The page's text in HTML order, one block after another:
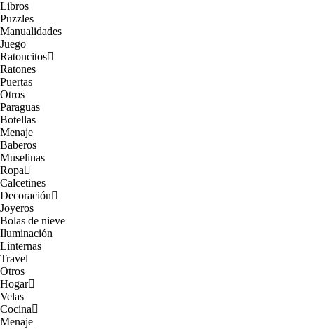
Libros
Puzzles
Manualidades
Juego
Ratoncitos
Ratones
Puertas
Otros
Paraguas
Botellas
Menaje
Baberos
Muselinas
Ropa
Calcetines
Decoración
Joyeros
Bolas de nieve
Iluminación
Linternas
Travel
Otros
Hogar
Velas
Cocina
Menaje